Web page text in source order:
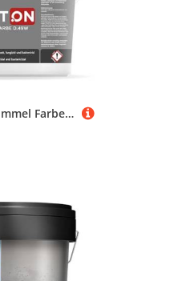
DICHTON Anti Schimmel Farbe 5l weiß matt - Feuchtraumfarbe, Antischimmelfarbe, Wandfarbe mit hoher Deckkraft und Reichweite, lösemittel- und weichmacherfrei, atmungsaktiv D.49W